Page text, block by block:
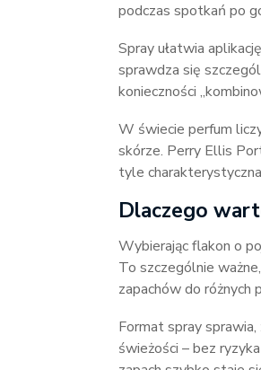
podczas spotkań po
Spray ułatwia
sprawdza się
konieczności
W świecie perfum
skórze. Perry Ellis
tyle
Dlaczego
Wybierając flakon o
To szczególnie
zapachów do różnych
Format spray
świeżości – bez